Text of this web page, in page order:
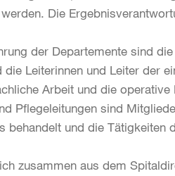
Die
der Departemente sind
Leiterinnen und Leiter der
Arbeit und die
Pflegeleitungen sind
behandelt und die Tätigkeiten
zusammen aus dem